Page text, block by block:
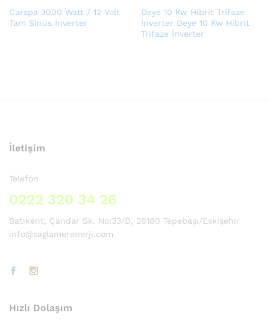
Carspa 3000 Watt / 12 Volt
Tam Sinüs İnverter
Deye 10 Kw Hibrit Trifaze
İnverter Deye 10 Kw Hibrit
Trifaze İnverter
İletişim
Telefon
0222 320 34 26
Batıkent, Çandar Sk. No:33/D, 26180 Tepebaşı/Eskişehir
info@saglamerenerji.com
Hızlı Dolaşım